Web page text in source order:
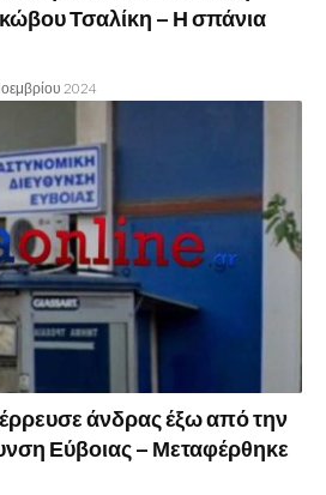
Τσαλίκη – Η σπάνια
2024
άνδρας έξω από την
Εύβοιας – Μεταφέρθηκε